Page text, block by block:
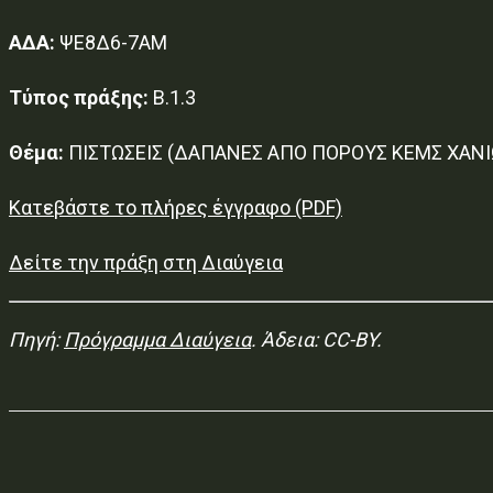
ΑΔΑ: ΨΕ8Δ6-7ΑΜ
Τύπος πράξης: Β.1.3
Θέμα: ΠΙΣΤΩΣΕΙΣ (ΔΑΠΑΝΕΣ ΑΠΟ ΠΟΡΟΥΣ ΚΕΜΣ
Κατεβάστε το πλήρες έγγραφο (PDF)
Δείτε την πράξη στη Διαύγεια
Πηγή:Πρόγραμμα Διαύγεια. Άδεια: CC-BY.